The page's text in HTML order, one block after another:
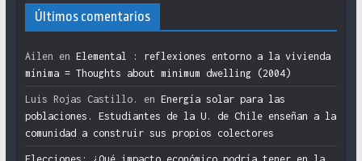
Últimos comentarios
Ailen en Elemental : reflexiones entorno a la vivienda
mínima = Thoughts about minimum dwelling (2004)
Luis Rojas Castillo. en Energía solar para las
poblaciones. Estudiantes de la U. de Chile enseñan a la
comunidad a construir sus propios colectores